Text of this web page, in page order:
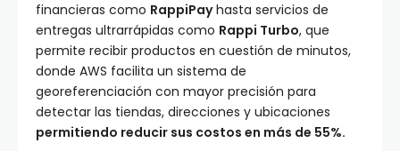
financieras como RappiPayhasta servicios de
entregas ultrarrápidas como Rappi Turbo, que
permite recibir productos en cuestión de minutos,
donde AWS facilita un sistema de
georeferenciación con mayor precisión para
detectar las tiendas, direcciones y ubicaciones
permitiendo reducir sus costos en más de 55%.